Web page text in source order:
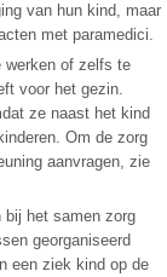
van hun kind, maar
met paramedici.
werken of zelfs te
voor het gezin.
ze naast het kind
Om de zorg
aanvragen, zie
bij het samen zorg
georganiseerd
een ziek kind op de